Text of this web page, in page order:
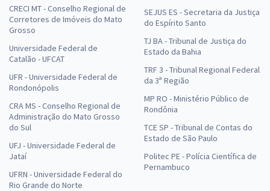
CRECI MT - Conselho Regional de
Corretores de Imóveis do Mato
Grosso
Universidade Federal de
Catalão - UFCAT
UFR - Universidade Federal de
Rondonópolis
CRA MS - Conselho Regional de
Administração do Mato Grosso
do Sul
UFJ - Universidade Federal de
Jataí
UFRN - Universidade Federal do
Rio Grande do Norte
SEJUS ES - Secretaria da Justiça
do Espírito Santo
TJ BA - Tribunal de Justiça do
Estado da Bahia
TRF 3 - Tribunal Regional Federal
da 3ª Região
MP RO - Ministério Público de
Rondônia
TCE SP - Tribunal de Contas do
Estado de São Paulo
Politec PE - Polícia Científica de
Pernambuco